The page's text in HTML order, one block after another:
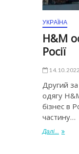
УКРАЇНА
H&M
Росії
14.10.2022
Другий
одягу
бізнес в
частину…
Далі...